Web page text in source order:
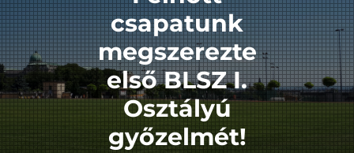
csapatunk
megszerezte
első BLSZ I.
Osztályú
győzelmét!